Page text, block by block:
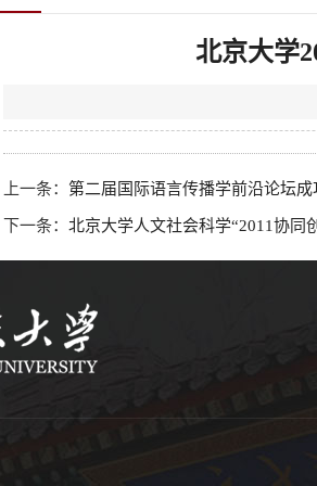
北京大学
上一条： 第二届国际语言传播学前沿论坛成
下一条： 北京大学人文社会科学“2011协同